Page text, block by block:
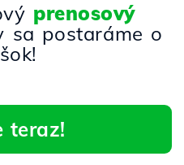
prenosový
sa postaráme o
teraz!